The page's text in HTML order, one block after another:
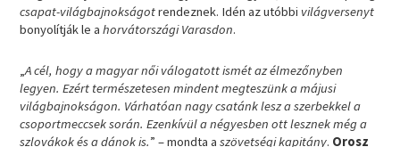
csapat-világbajnokságotrendeznek. Idén az utóbbi világversenyt
bonyolítják le ahorvátországi Varasdon.
„A cél, hogy a magyar női válogatott ismét az élmezőnyben
legyen. Ezért természetesen mindent megteszünk a májusi
világbajnokságon. Várhatóan nagy csatánk lesz a szerbekkel a
csoportmeccsek során. Ezenkívül a négyesben ott lesznek még a
szlovákok és a dánok is.” – mondta aszövetségi kapitány. Orosz